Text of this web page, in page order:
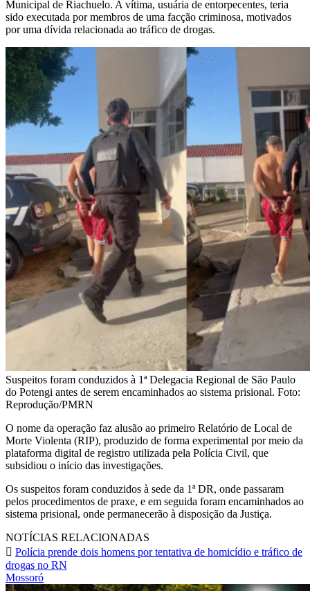
Municipal de Riachuelo. A vítima, usuária de entorpecentes, teria
sido executada por membros de uma facção criminosa, motivados
por uma dívida relacionada ao tráfico de drogas.
Suspeitos foram conduzidos à 1ª Delegacia Regional de São Paulo
do Potengi antes de serem encaminhados ao sistema prisional. Foto:
Reprodução/PMRN
O nome da operação faz alusão ao primeiro Relatório de Local de
Morte Violenta (RIP), produzido de forma experimental por meio da
plataforma digital de registro utilizada pela Polícia Civil, que
subsidiou o início das investigações.
Os suspeitos foram conduzidos à sede da 1ª DR, onde passaram
pelos procedimentos de praxe, e em seguida foram encaminhados ao
sistema prisional, onde permanecerão à disposição da Justiça.
NOTÍCIAS RELACIONADAS
Polícia prende dois homens por tentativa de homicídio e tráfico de
drogas no RN
Mossoró